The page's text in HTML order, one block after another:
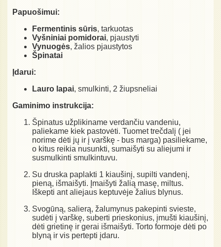
Papuošimui:
Fermentinis sūris, tarkuotas
Vyšniniai pomidorai, pjaustyti
Vynuogės, žalios pjaustytos
Špinatai
Įdarui:
Lauro lapai, smulkinti, 2 žiupsneliai
Gaminimo instrukcija:
Špinatus užplikiname verdančiu vandeniu,
paliekame kiek pastovėti. Tuomet trečdalį ( jei
norime dėti jų ir į varškę - bus marga) pasiliekame,
o kitus reikia nusunkti, sumaišyti su aliejumi ir
susmulkinti smulkintuvu.
Su druska paplakti 1 kiaušinį, supilti vandenį,
pieną, išmaišyti. Įmaišyti žalią masę, miltus.
Iškepti ant aliejaus keptuvėje žalius blynus.
Svogūną, salierą, žalumynus pakepinti svieste,
sudėti į varškę, suberti prieskonius, įmušti kiaušinį,
dėti grietinę ir gerai išmaišyti. Torto formoje dėti po
blyną ir vis pertepti įdaru.